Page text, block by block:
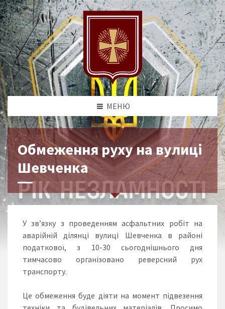
МЕНЮ
Обмеження руху на вулиці
Шевченка
У зв’язку з проведенням асфальтних робіт на
аварійній ділянці вулиці Шевченка в районі
податкової, з 10-30 сьогоднішнього дня
тимчасово організовано реверсний рух
транспорту.
Це обмеження буде діяти на момент підвезення